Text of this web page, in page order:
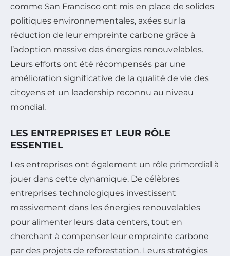
comme San Francisco ont mis en place de solides
politiques environnementales, axées sur la
réduction de leur empreinte carbone grâce à
l’adoption massive des énergies renouvelables.
Leurs efforts ont été récompensés par une
amélioration significative de la qualité de vie des
citoyens et un leadership reconnu au niveau
mondial.
LES ENTREPRISES ET LEUR RÔLE
ESSENTIEL
Les entreprises ont également un rôle primordial à
jouer dans cette dynamique. De célèbres
entreprises technologiques investissent
massivement dans les énergies renouvelables
pour alimenter leurs data centers, tout en
cherchant à compenser leur empreinte carbone
par des projets de reforestation. Leurs stratégies